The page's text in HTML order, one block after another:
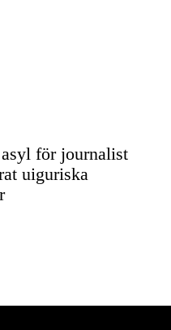
för journalist
uiguriska